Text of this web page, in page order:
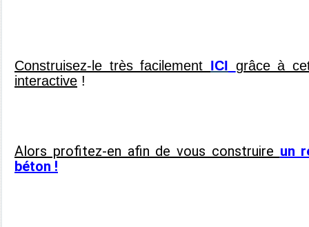
Construisez-le très facilement ICI grâce à
interactive !
Alors profitez-en afin de vous construire un
béton !